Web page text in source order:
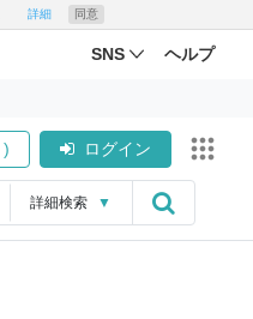
詳細 同意
SNS ヘルプ
) ログイン
詳細検索 ▼